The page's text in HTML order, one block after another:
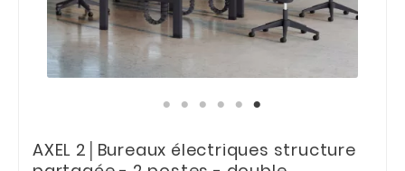
AXEL 2│Bureaux électriques structure